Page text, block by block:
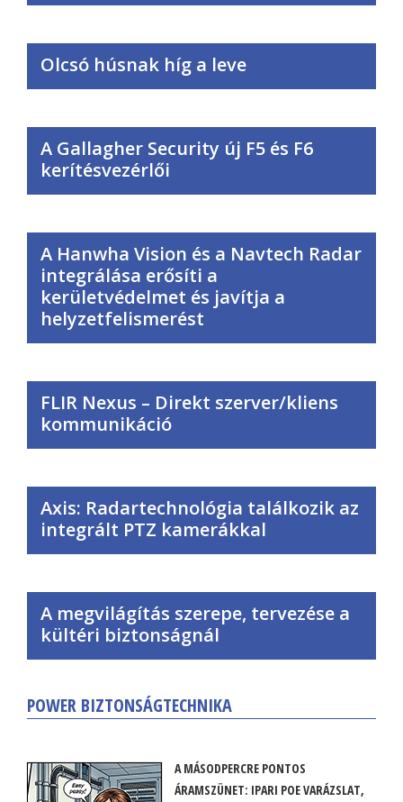
Olcsó húsnak híg a leve
A Gallagher Security új F5 és F6
kerítésvezérlői
A Hanwha Vision és a Navtech Radar
integrálása erősíti a
kerületvédelmet és javítja a
helyzetfelismerést
FLIR Nexus – Direkt szerver/kliens
kommunikáció
Axis: Radartechnológia találkozik az
integrált PTZ kamerákkal
A megvilágítás szerepe, tervezése a
kültéri biztonságnál
POWER BIZTONSÁGTECHNIKA
A MÁSODPERCRE PONTOS
ÁRAMSZÜNET: IPARI POE VARÁZSLAT,